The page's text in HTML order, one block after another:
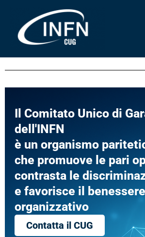
contenuto
Il Comitato Unico di
dell'INFN
è un organismo
che promuove le pari
contrasta le
e favorisce il benessere
organizzativo
Contatta il CUG